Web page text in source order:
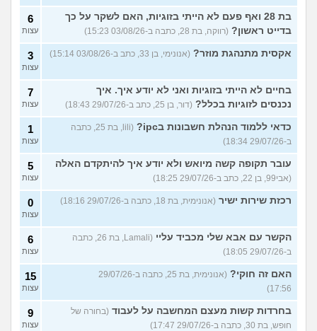
בת 28 ואף פעם לא הייתי בזוגיות, האם לשקר על כך
בדייט ראשון? (רווקה, בת 28, כתבה ב-03/08/26 15:23)
6
עצות
אקסית מתנהגת מוזר? (אנונימי, בן 33, כתב ב-03/08/26 15:14) 3
עצות
בחיים לא הייתי בזוגיות ואני לא יודע איך. איך
נכנסים לזוגיות בכלל? (דור, בן 25, כתב ב-29/07/26 18:43)
7
עצות
כדאי ללמוד הנהלת חשבונות בipc?
(lili, בת 25, כתבה
ב-29/07/26 18:34)
1
עצות
עובר תקופה קשה מיואש ולא יודע איך להיתקדם האלה
(אבי99, בן 22, כתב ב-29/07/26 18:25)
5
עצות
רכזת שירות ישיר (אנונימית, בת 18, כתבה ב-29/07/26 18:16) 0
עצות
הקשר עם אבא שלי מכביד עליי
(Lamali, בת 26, כתבה
ב-29/07/26 18:05)
6
עצות
האם זה חוקי?
(אנונימית, בת 25, כתבה ב-29/07/26
17:56)
15
עצות
בחרדות קשות מעצם המחשבה על לעבוד (בחורה של
חופש, בת 30, כתבה ב-29/07/26 17:47)
9
עצות